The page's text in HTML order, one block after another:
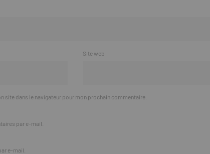
Site web
site dans le navigateur pour mon prochain commentaire.
par e-mail.
e-mail.